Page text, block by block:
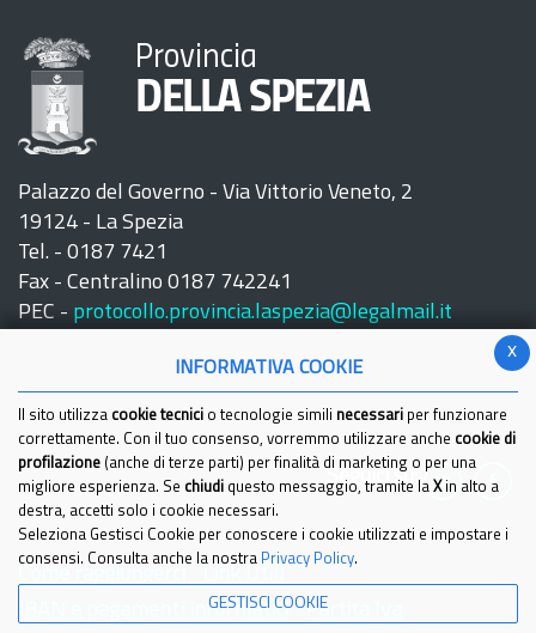
Provincia
DELLA SPEZIA
Palazzo del Governo - Via Vittorio Veneto, 2
19124 - La Spezia
Tel. - 0187 7421
Fax - Centralino 0187 742241
PEC - protocollo.provincia.laspezia@legalmail.it
Seguici su:
IBAN e pagamenti informatici
Partita Iva
x
INFORMATIVA COOKIE
Il sito utilizza cookie tecnici o tecnologie simili necessari per funzionare
correttamente. Con il tuo consenso, vorremmo utilizzare anche cookie di
profilazione (anche di terze parti) per finalità di marketing o per una
migliore esperienza. Se chiudi questo messaggio, tramite la Xin alto a
destra, accetti solo i cookie necessari.
Seleziona Gestisci Cookie per conoscere i cookie utilizzati e impostare i
consensi. Consulta anche la nostra Privacy Policy.
GESTISCI COOKIE